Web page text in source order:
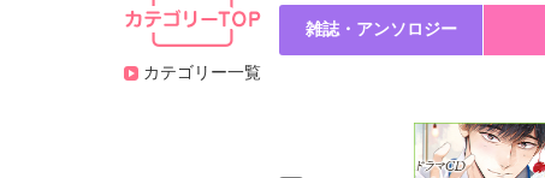
カテゴリー一覧
雑誌・アンソロジー